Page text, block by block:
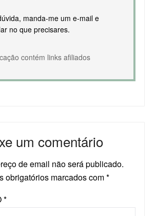
manda-me um e-mail e
no que precisares.
contém links afiliados
um comentário
de email não será publicado.
obrigatórios marcados com*
*